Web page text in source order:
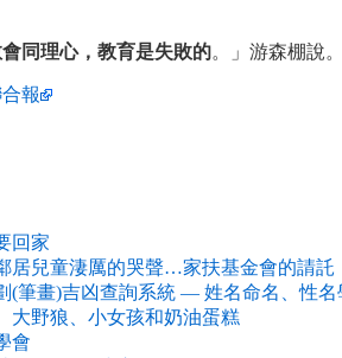
同理心，教育是失敗的。」游森棚說。
報
回家
居兒童淒厲的哭聲…家扶基金會的請託
(筆畫)吉凶查詢系統 — 姓名命名、性名
大野狼、小女孩和奶油蛋糕
會